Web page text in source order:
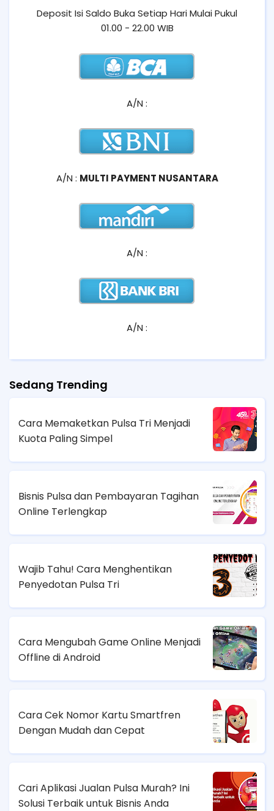
Deposit Isi Saldo Buka Setiap Hari Mulai Pukul
01.00 - 22.00 WIB
A/N :
A/N : MULTI PAYMENT NUSANTARA
A/N :
A/N :
Sedang Trending
Cara Memaketkan Pulsa Tri Menjadi
Kuota Paling Simpel
Bisnis Pulsa dan Pembayaran Tagihan
Online Terlengkap
Wajib Tahu! Cara Menghentikan
Penyedotan Pulsa Tri
Cara Mengubah Game Online Menjadi
Offline di Android
Cara Cek Nomor Kartu Smartfren
Dengan Mudah dan Cepat
Cari Aplikasi Jualan Pulsa Murah? Ini
Solusi Terbaik untuk Bisnis Anda